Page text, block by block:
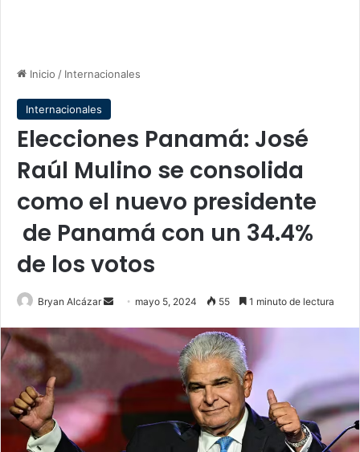
Inicio / Internacionales
Internacionales
Elecciones Panamá: José
Raúl Mulino se consolida
como el nuevo presidente
de Panamá con un 34.4%
de los votos
Bryan Alcázar
Send
email
mayo 5, 2024 55 1 minuto de lectura